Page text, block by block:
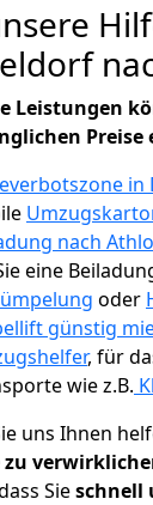
Leistungen
Preise
in
nach
eine
oder
günstig
, für
wie z.B.
uns Ihnen
Sieschnell